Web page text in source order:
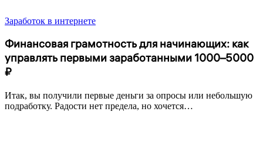
Заработок в интернете
Финансовая грамотность для начинающих: как
управлять первыми заработанными 1000–5000
₽
Итак, вы получили первые деньги за опросы или небольшую
подработку. Радости нет предела, но хочется…